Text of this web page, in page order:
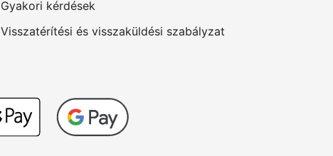
Gyakori kérdések
Visszatérítési és visszaküldési szabályzat